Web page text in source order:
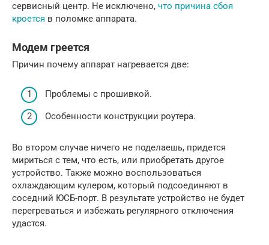
сервисный центр. Не исключено, что причина сбоя
кроется в поломке аппарата.
Модем греется
Причин почему аппарат нагревается две:
Проблемы с прошивкой.
Особенности конструкции роутера.
Во втором случае ничего не поделаешь, придется
мириться с тем, что есть, или приобретать другое
устройство. Также можно воспользоваться
охлаждающим кулером, который подсоединяют в
соседний ЮСБ-порт. В результате устройство не будет
перегреваться и избежать регулярного отключения
удастся.